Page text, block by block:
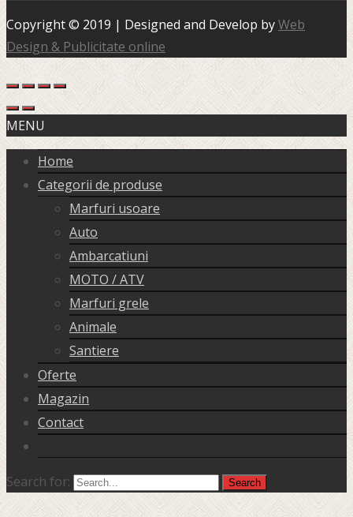
Copyright © 2019 | Designed and Develop byWeb
Design & Publicitate online
MENU
Home
Categorii de produse
Marfuri usoare
Auto
Ambarcatiuni
MOTO / ATV
Marfuri grele
Animale
Santiere
Oferte
Magazin
Contact
Search for: